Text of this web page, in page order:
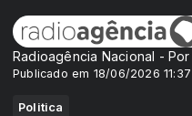
Radioagência Nacional - Por
Publicado em 18/06/2026 11:37
Politica